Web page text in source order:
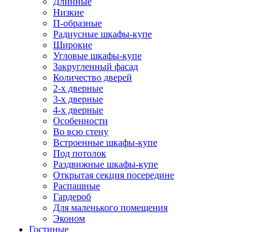
Низкие
П-образные
Радиусные шкафы-купе
Широкие
Угловые шкафы-купе
Закругленный фасад
Количество дверей
2-х дверные
3-х дверные
4-х дверные
Особенности
Во всю стену
Встроенные шкафы-купе
Под потолок
Раздвижные шкафы-купе
Открытая секция посередине
Распашные
Гардероб
Для маленького помещения
Эконом
Гостиные